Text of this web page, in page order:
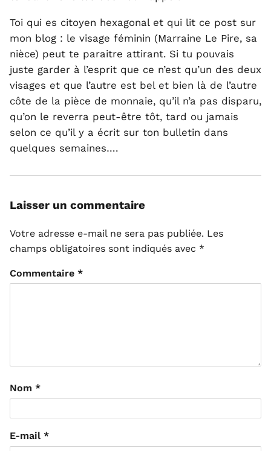
Toi qui es citoyen hexagonal et qui lit ce post sur
mon blog : le visage féminin (Marraine Le Pire, sa
nièce) peut te paraitre attirant. Si tu pouvais
juste garder à l’esprit que ce n’est qu’un des deux
visages et que l’autre est bel et bien là de l’autre
côte de la pièce de monnaie, qu’il n’a pas disparu,
qu’on le reverra peut-être tôt, tard ou jamais
selon ce qu’il y a écrit sur ton bulletin dans
quelques semaines….
Laisser un commentaire
Votre adresse e-mail ne sera pas publiée. Les
champs obligatoires sont indiqués avec *
Commentaire *
Nom *
E-mail *